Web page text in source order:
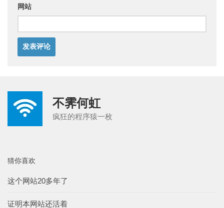
网站
不霁何虹
疯狂的程序猿一枚
猜你喜欢
这个网站20多年了
证明本网站还活着